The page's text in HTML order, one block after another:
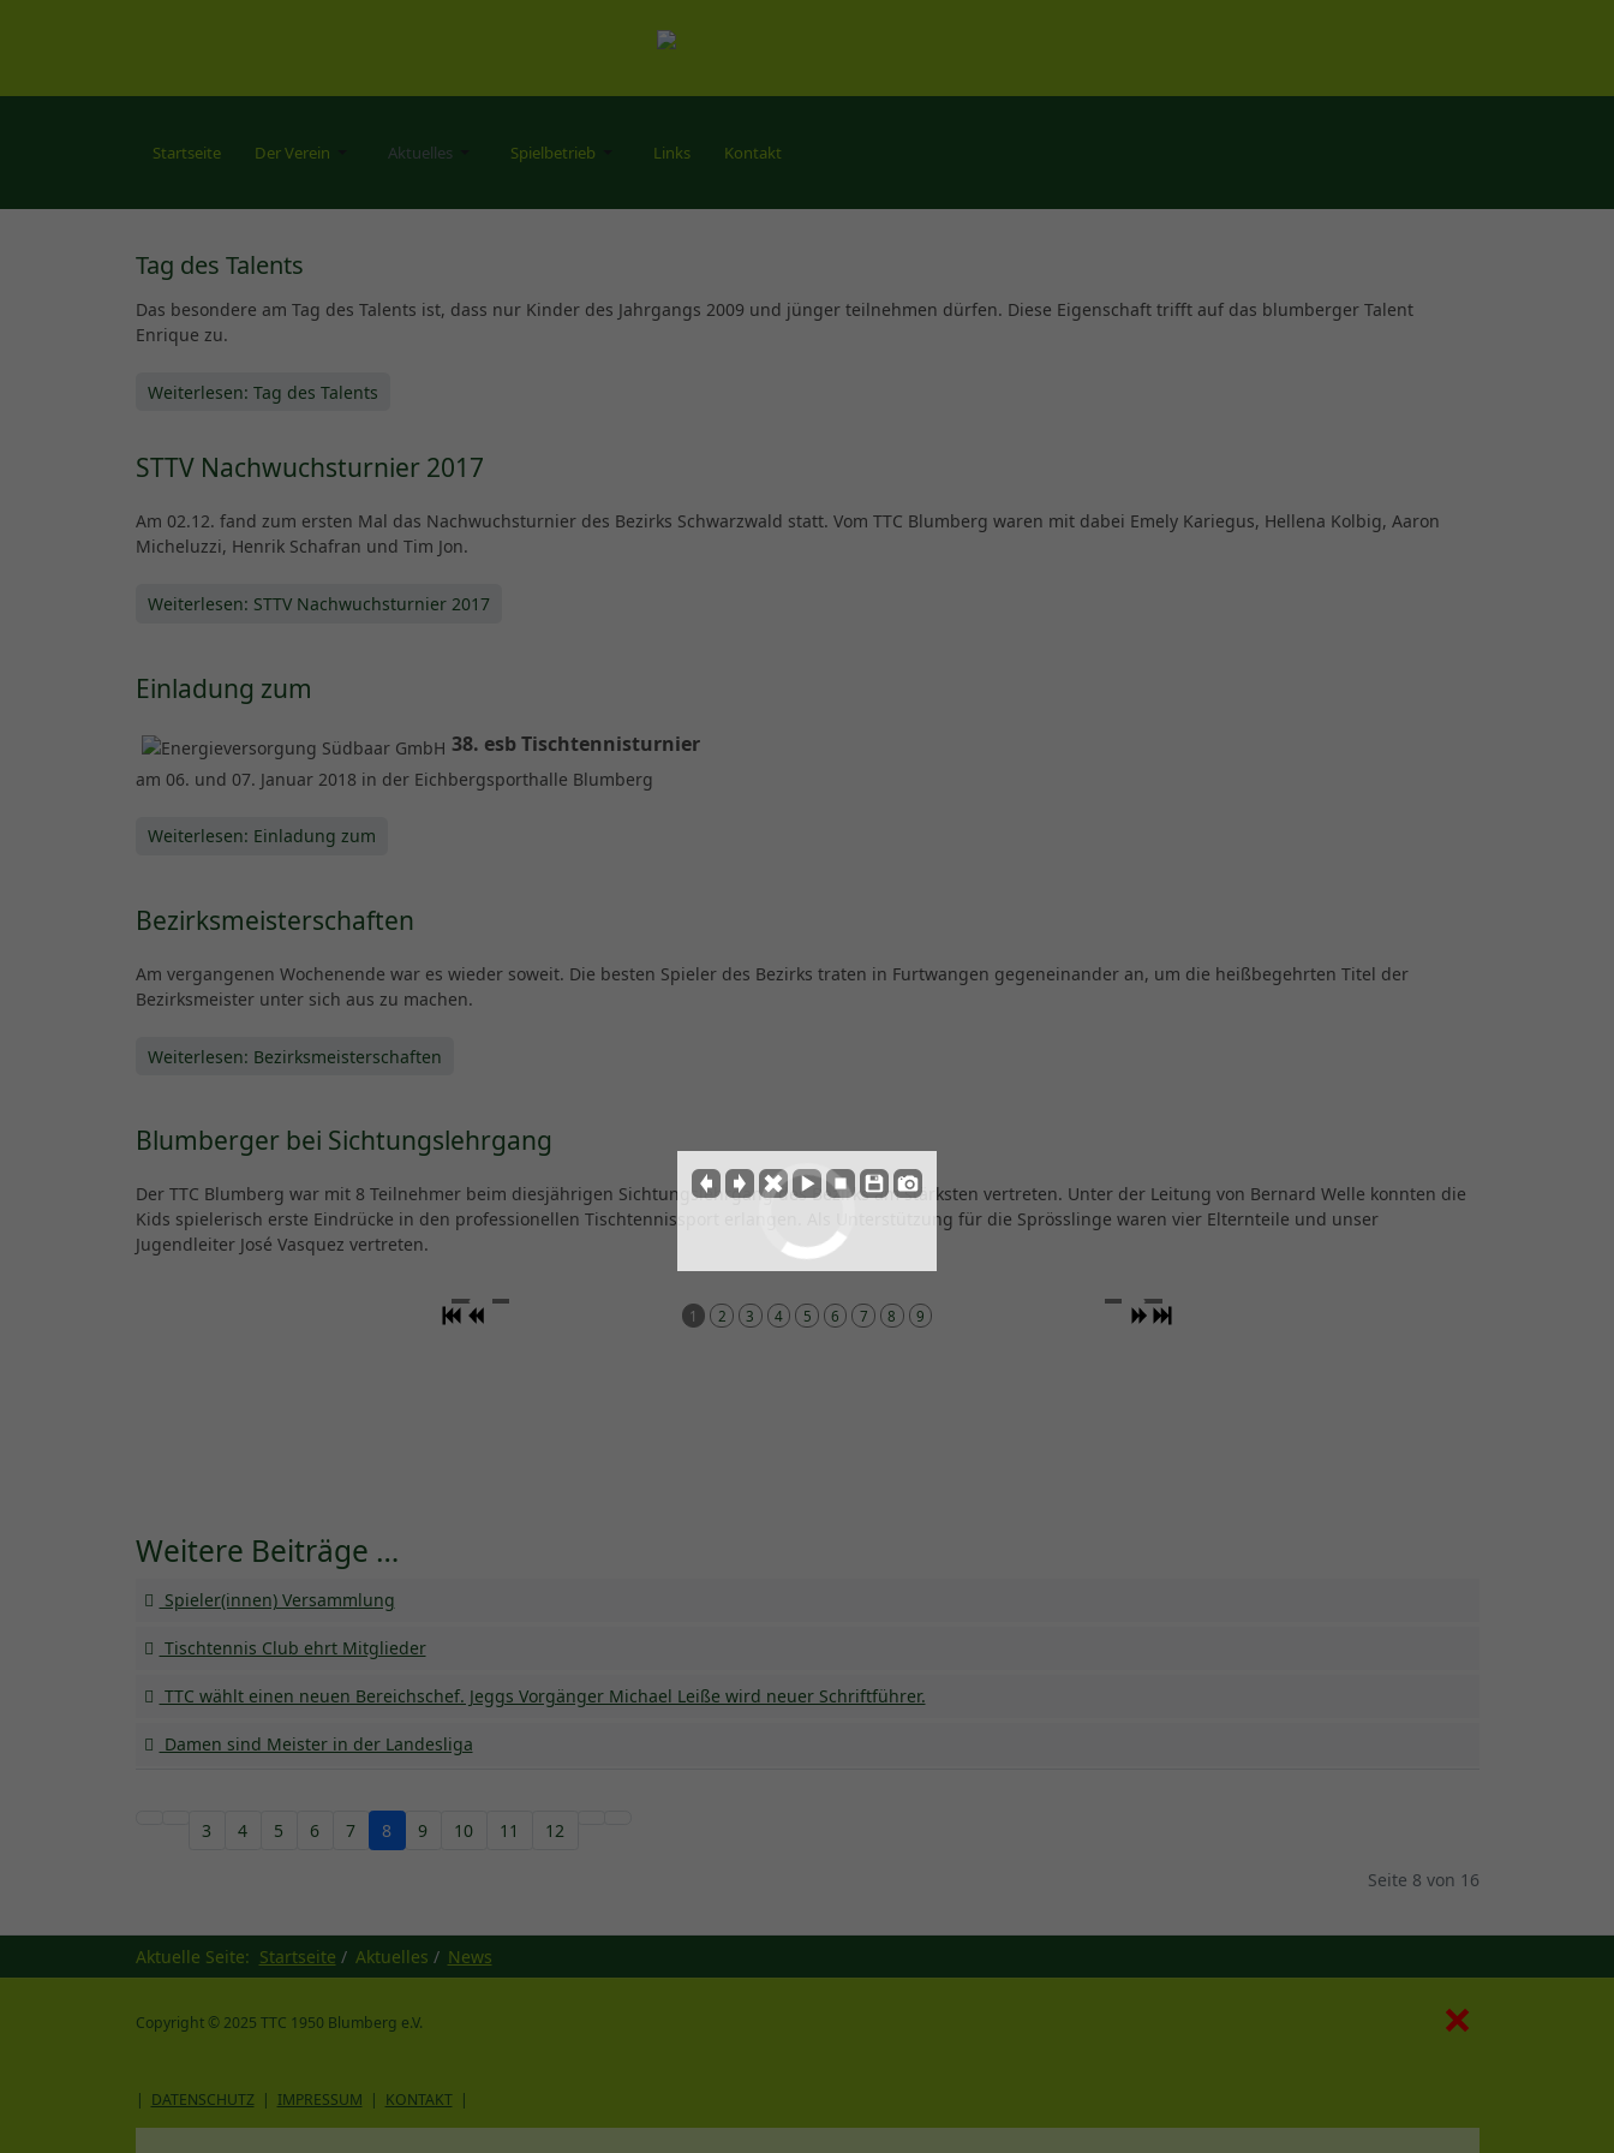
Startseite Der Verein Aktuelles Spielbetrieb Links Kontakt
Tag des Talents
Das besondere am Tag des Talents ist, dass nur Kinder des Jahrgangs 2009 und jünger teilnehmen dürfen. Diese Eigenschaft trifft auf das blumberger Talent
Enrique zu.
Weiterlesen: Tag des Talents
STTV Nachwuchsturnier 2017
Am 02.12. fand zum ersten Mal das Nachwuchsturnier des Bezirks Schwarzwald statt. Vom TTC Blumberg waren mit dabei Emely Kariegus, Hellena Kolbig, Aaron
Micheluzzi, Henrik Schafran und Tim Jon.
Weiterlesen: STTV Nachwuchsturnier 2017
Einladung zum
38. esb Tischtennisturnier
am 06. und 07. Januar 2018 in der Eichbergsporthalle Blumberg
Weiterlesen: Einladung zum
Bezirksmeisterschaften
Am vergangenen Wochenende war es wieder soweit. Die besten Spieler des Bezirks traten in Furtwangen gegeneinander an, um die heißbegehrten Titel der
Bezirksmeister unter sich aus zu machen.
Weiterlesen: Bezirksmeisterschaften
Blumberger bei Sichtungslehrgang
Der TTC Blumberg war mit 8 Teilnehmer beim diesjährigen Sichtungslehrgang des Bezirks am stärksten vertreten. Unter der Leitung von Bernard Welle konnten die
Kids spielerisch erste Eindrücke in den professionellen Tischtennissport erlangen. Als Unterstützung für die Sprösslinge waren vier Elternteile und unser
Jugendleiter José Vasquez vertreten.
1 2 3 4 5 6 7 8 9
Weitere Beiträge …
Spieler(innen) Versammlung
Tischtennis Club ehrt Mitglieder
TTC wählt einen neuen Bereichschef. Jeggs Vorgänger Michael Leiße wird neuer Schriftführer.
Damen sind Meister in der Landesliga
3 4 5 6 7 8 9 10 11 12
Seite 8 von 16
Aktuelle Seite: Startseite Aktuelles News
Copyright © 2025 TTC 1950 Blumberg e.V.
| DATENSCHUTZ| IMPRESSUM | KONTAKT|
×